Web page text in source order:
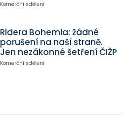
Komerční sdělení
Ridera Bohemia: žádné
porušení na naší straně.
Jen nezákonné šetření ČIŽP
Komerční sdělení